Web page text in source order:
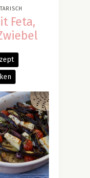
Feta,